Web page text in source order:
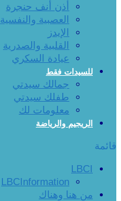
أذن أنف حنجرة
العصبية والنفسية
الإيدز
القلبية والصدرية
عيادة السكري
للسيدات فقط
جمالك سيدتي
طفلك سيدتي
معلومات لك
الريجيم والرياضة
قائمة
LBCI
LBCInformation
من هنا وهناك